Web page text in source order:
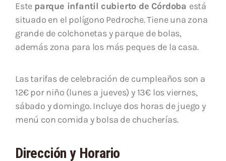
Este parque infantil cubierto de Córdoba está
situado en el polígono Pedroche. Tiene una zona
grande de colchonetas y parque de bolas,
además zona para los más peques de la casa.
Las tarifas de celebración de cumpleaños son a
12€ por niño (lunes a jueves) y 13€ los viernes,
sábado y domingo. Incluye dos horas de juego y
menú con comida y bolsa de chucherías.
Dirección y Horario